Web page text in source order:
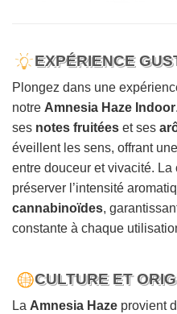
EXPÉRIENCE
Plongez dans une
notre Amnesia Haze Indoor
ses notes fruitées et ses
éveillent les sens, offrant
entre douceur et vivacité.
préserver l’intensité
cannabinoïdes,
constante à chaque
CULTURE ET
La Amnesia Haze provient